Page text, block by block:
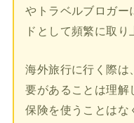
やトラベルブロガー
ドとして頻繁に取り
海外旅行に行く際は
要があることは理解
保険を使うことはな